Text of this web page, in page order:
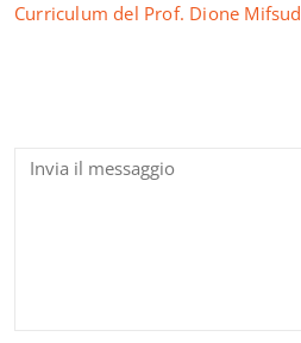
Curriculum del Prof. Dione Mifsud